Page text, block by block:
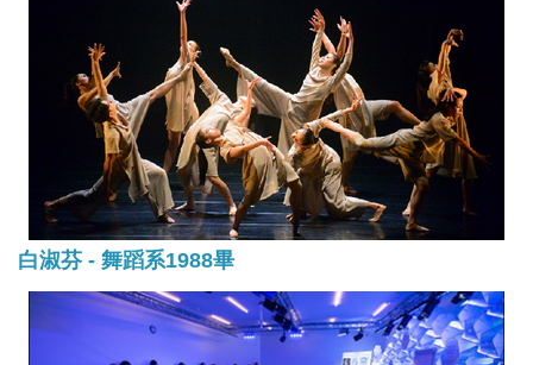
白淑芬 - 舞蹈系1988畢